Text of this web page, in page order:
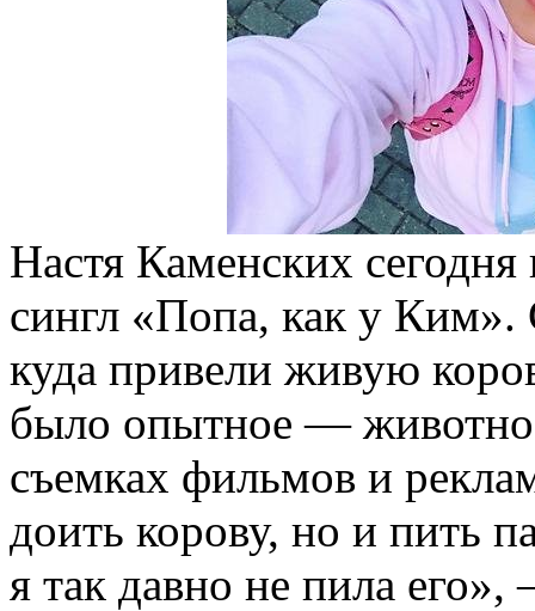
Настя Каменских
сингл «Попа, как у Ким».
куда привели живую
было опытное —
съемках фильмов и
доить корову, но и пить
я так давно не пила